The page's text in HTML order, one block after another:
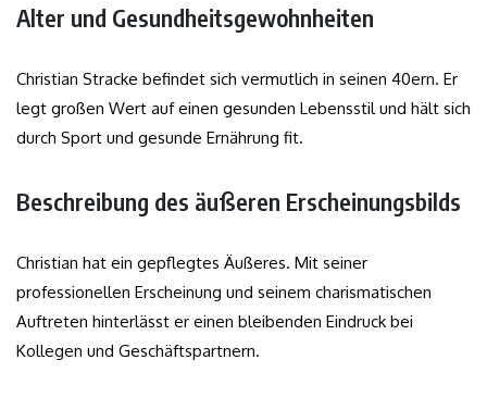
Alter und Gesundheitsgewohnheiten
Christian Stracke befindet sich vermutlich in seinen 40ern. Er
legt großen Wert auf einen gesunden Lebensstil und hält sich
durch Sport und gesunde Ernährung fit.
Beschreibung des äußeren Erscheinungsbilds
Christian hat ein gepflegtes Äußeres. Mit seiner
professionellen Erscheinung und seinem charismatischen
Auftreten hinterlässt er einen bleibenden Eindruck bei
Kollegen und Geschäftspartnern.